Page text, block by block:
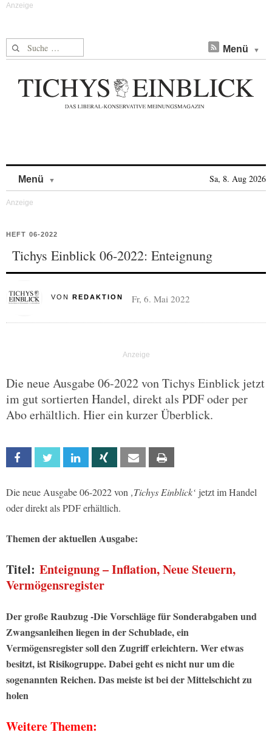
Suche nach: Menü
Menü Sa, 8. Aug 2026
HEFT 06-2022
Tichys Einblick 06-2022: Enteignung
VON REDAKTION Fr, 6. Mai 2022
Die neue Ausgabe 06-2022 von Tichys Einblick jetzt
im gut sortierten Handel, direkt als PDF oder per
Abo erhältlich. Hier ein kurzer Überblick.
Facebook Twitter Linkedin Xing Email
Die neue Ausgabe 06-2022 von ‚Tichys Einblick‘ jetzt im Handel
oder direkt als PDF erhältlich.
Themen der aktuellen Ausgabe:
Titel: Enteignung – Inflation, Neue Steuern,
Vermögensregister
Der große Raubzug -Die Vorschläge für Sonderabgaben und
Zwangsanleihen liegen in der Schublade, ein
Vermögensregister soll den Zugriff erleichtern. Wer etwas
besitzt, ist Risikogruppe. Dabei geht es nicht nur um die
sogenannten Reichen. Das meiste ist bei der Mittelschicht zu
holen
Weitere Themen: